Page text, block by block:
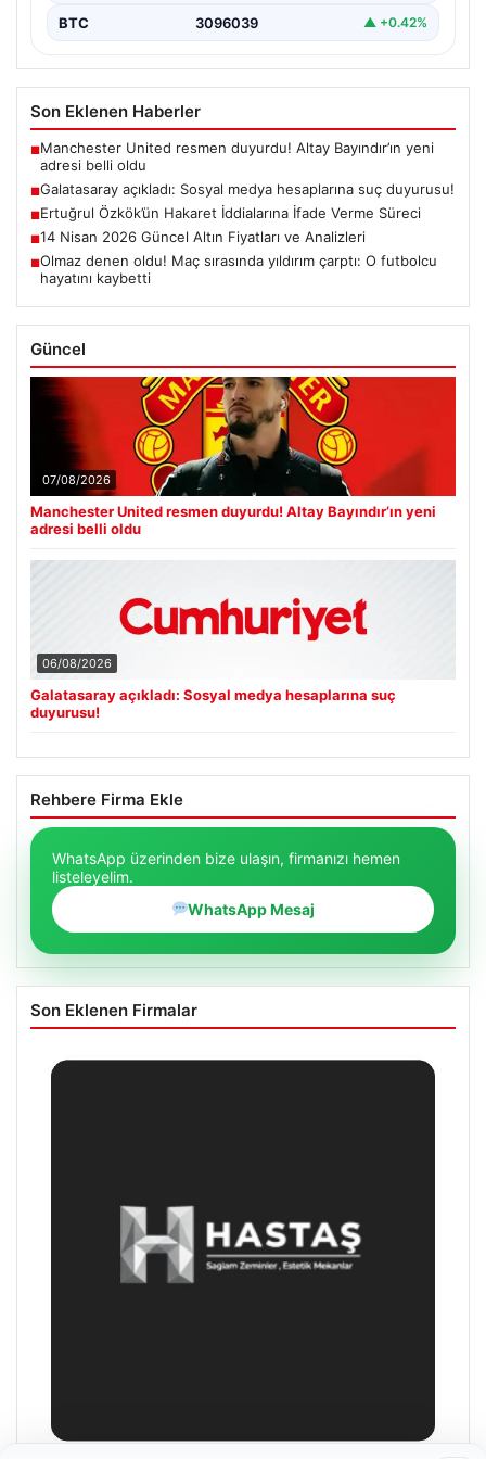
BTC 3096039 ▲ +0.42%
Son Eklenen Haberler
■Manchester United resmen duyurdu! Altay Bayındır’ın yeni
adresi belli oldu
■Galatasaray açıkladı: Sosyal medya hesaplarına suç duyurusu!
■Ertuğrul Özkök’ün Hakaret İddialarına İfade Verme Süreci
■14 Nisan 2026 Güncel Altın Fiyatları ve Analizleri
■Olmaz denen oldu! Maç sırasında yıldırım çarptı: O futbolcu
hayatını kaybetti
Güncel
07/08/2026
Manchester United resmen duyurdu! Altay Bayındır’ın yeni
adresi belli oldu
06/08/2026
Galatasaray açıkladı: Sosyal medya hesaplarına suç
duyurusu!
Rehbere Firma Ekle
WhatsApp üzerinden bize ulaşın, firmanızı hemen
listeleyelim.
WhatsApp Mesaj
Son Eklenen Firmalar